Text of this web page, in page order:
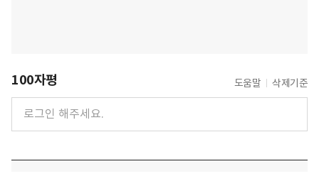
100자평 도움말 삭제기준